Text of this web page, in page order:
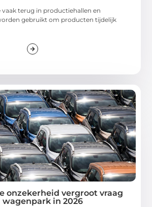
vaak terug in productiehallen en
gebruikt om producten tijdelijk
onzekerheid vergroot vraag
in 2026